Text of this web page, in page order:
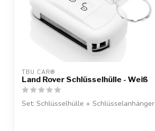
TBU CAR®
Land Rover Schlüsselhülle - Weiß
Set: Schlüsselhülle + Schlüsselanhänger